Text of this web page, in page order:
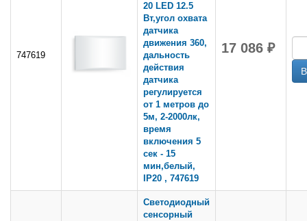
747619
20 LED 12.5
Вт,угол охвата
датчика
движения 360,
дальность
действия
датчика
регулируется
от 1 метров до
5м, 2-2000лк,
время
включения 5
сек - 15
мин,белый,
IP20 , 747619
17 086 ₽
Светодиодный
сенсорный